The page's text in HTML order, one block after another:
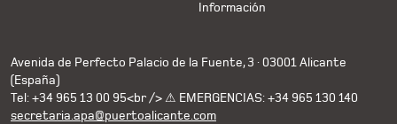
Información
Avenida de Perfecto Palacio de la Fuente, 3 · 03001 Alicante
(España)
Tel: +34 965 13 00 95<br /> ⚠ EMERGENCIAS: +34 965 130 140
secretaria.apa@puertoalicante.com